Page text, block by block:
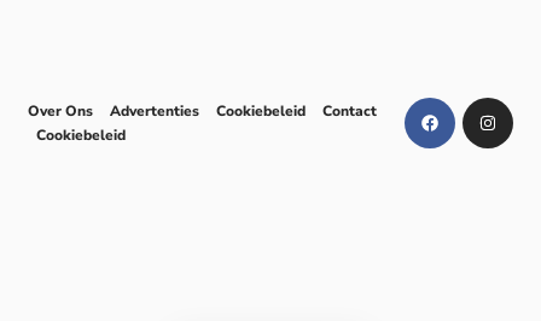
Over Ons Advertenties Cookiebeleid
Contact
Cookiebeleid